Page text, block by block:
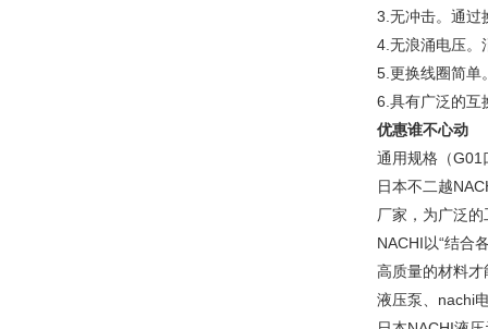
3.无冲击。通过
4.无浪涌电压。
5.更换线圈简单
6.具有广泛的互
优惠谁不心动
通用规格（G01
日本不二越
厂家，为广泛
NACHI以“结合
高质量的材料
液压泵、nachi